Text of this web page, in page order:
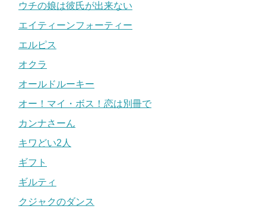
ウチの娘は彼氏が出来ない
エイティーンフォーティー
エルピス
オクラ
オールドルーキー
オー！マイ・ボス！恋は別冊で
カンナさーん
キワどい2人
ギフト
ギルティ
クジャクのダンス